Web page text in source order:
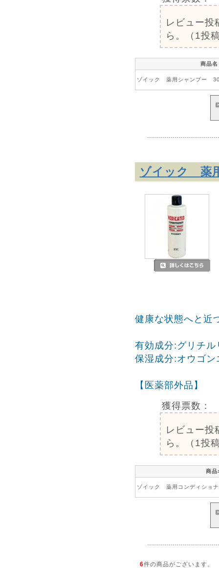
レビュー投
ら。（1投
商品名
ゾイック 薬用シャンプー
ゾイック 薬
健康な状態へと近
有効成分:グリチ
保湿成分:オウゴ
【医薬部外品】
獲得票数：
レビュー投
ら。（1投
商品
ゾイック 薬用コンディショ
6件の商品がございます。